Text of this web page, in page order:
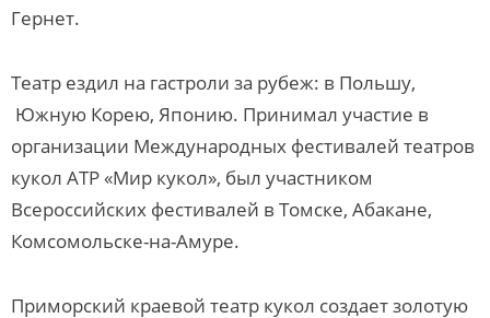
Гернет.
Театр ездил на гастроли за рубеж: в Польшу,
Южную Корею, Японию. Принимал участие в
организации Международных фестивалей театров
кукол АТР «Мир кукол», был участником
Всероссийских фестивалей в Томске, Абакане,
Комсомольске-на-Амуре.
Приморский краевой театр кукол создает золотую